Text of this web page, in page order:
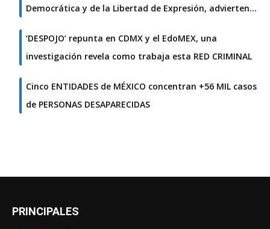
Democrática y de la Libertad de Expresión, advierten…
‘DESPOJO’ repunta en CDMX y el EdoMEX, una
investigación revela como trabaja esta RED CRIMINAL
Cinco ENTIDADES de MÉXICO concentran +56 MIL casos
de PERSONAS DESAPARECIDAS
PRINCIPALES